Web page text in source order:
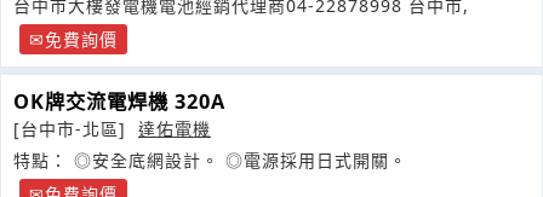
台中市大樓發電機電池經銷代理商04-22878998 台中市,
免費詢價
OK牌交流電焊機 320A
[台中市-北區]
達佑電機
特點： ◎安全底網設計。 ◎電源採用日式開關。